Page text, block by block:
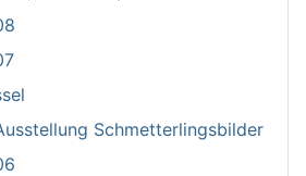
Schmetterlingsbilder